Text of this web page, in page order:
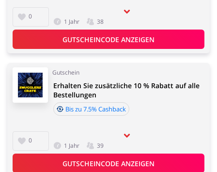
0
1 Jahr 38
GUTSCHEINCODE ANZEIGEN
Gutschein
0
Erhalten Sie zusätzliche 10 % Rabatt auf alle
Bestellungen
Bis zu 7.5% Cashback
1 Jahr 39
GUTSCHEINCODE ANZEIGEN